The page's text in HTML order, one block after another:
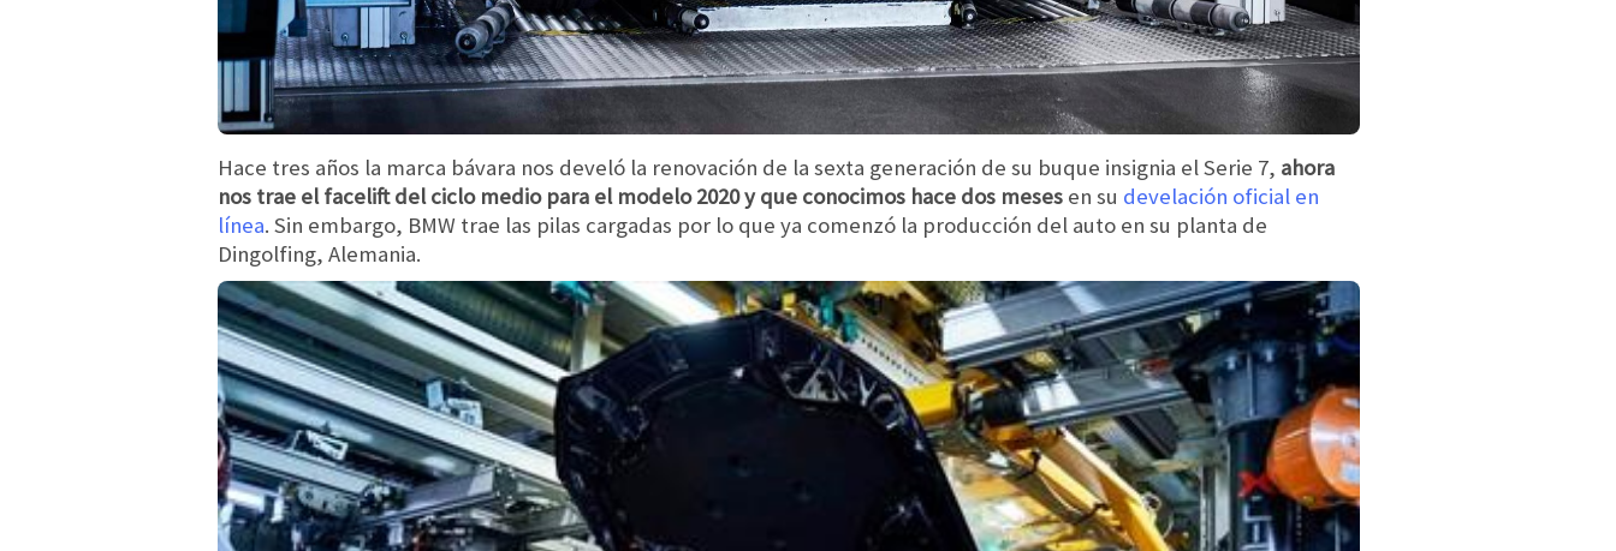
Hace tres años la marca bávara nos develó la renovación de la sexta generación de su buque insignia el Serie 7, ahora
nos trae el facelift del ciclo medio para el modelo 2020 y que conocimos hace dos meses en su develación oficial en
línea. Sin embargo, BMW trae las pilas cargadas por lo que ya comenzó la producción del auto en su planta de
Dingolfing, Alemania.